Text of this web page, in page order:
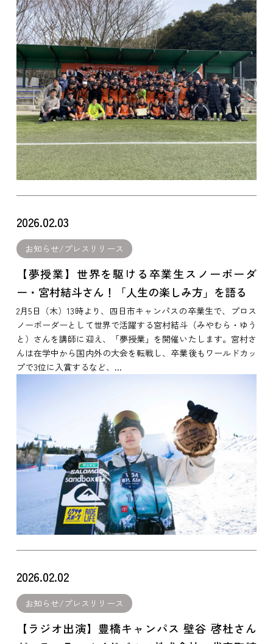
2026.02.03
お知らせ/プレスリリース
【夢授業】世界を駆ける卒業生スノーボーダ
ー・宮村結斗さん！「人生の楽しみ方」を語る
2月5日（木）13時より、四日市キャンパスの卒業生で、プロス
ノーボーダーとして世界で活躍する宮村結斗（みやむら・ゆう
と）さんを講師に迎え、「夢授業」を開催いたします。宮村さ
んは在学中から国内外の大会を転戦し、卒業後もワールドカッ
プで3位に入賞するなど、...
2026.02.02
お知らせ/プレスリリース
【ラジオ出演】豊橋キャンパス 壁谷 啓杜さん